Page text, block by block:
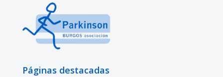
Páginas destacadas